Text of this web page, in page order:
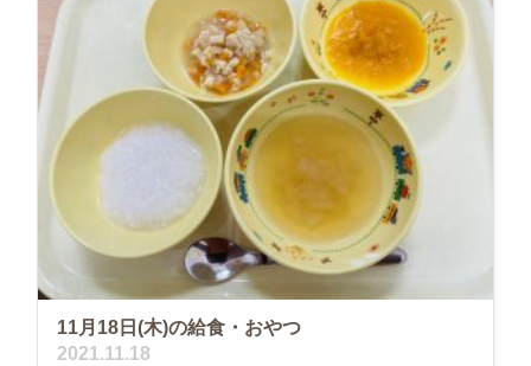
11月18日(木)の給食・おやつ
2021.11.18